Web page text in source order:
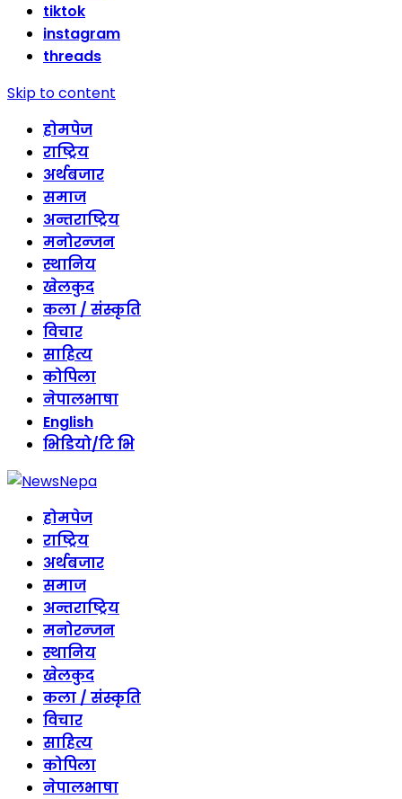
tiktok
instagram
threads
Skip to content
होमपेज
राष्ट्रिय
अर्थबजार
समाज
अन्तराष्ट्रिय
मनोरन्जन
स्थानिय
खेलकुद
कला / संस्कृति
विचार
साहित्य
कोपिला
नेपालभाषा
English
भिडियो/टि भि
होमपेज
राष्ट्रिय
अर्थबजार
समाज
अन्तराष्ट्रिय
मनोरन्जन
स्थानिय
खेलकुद
कला / संस्कृति
विचार
साहित्य
कोपिला
नेपालभाषा